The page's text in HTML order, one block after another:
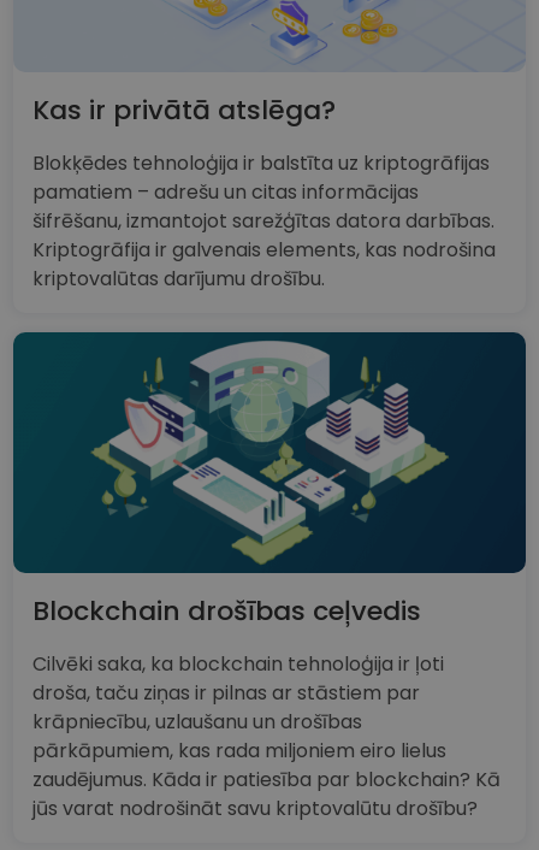
Kas ir privātā atslēga?
Blokķēdes tehnoloģija ir balstīta uz kriptogrāfijas
pamatiem – adrešu un citas informācijas
šifrēšanu, izmantojot sarežģītas datora darbības.
Kriptogrāfija ir galvenais elements, kas nodrošina
kriptovalūtas darījumu drošību.
Blockchain drošības ceļvedis
Cilvēki saka, ka blockchain tehnoloģija ir ļoti
droša, taču ziņas ir pilnas ar stāstiem par
krāpniecību, uzlaušanu un drošības
pārkāpumiem, kas rada miljoniem eiro lielus
zaudējumus. Kāda ir patiesība par blockchain? Kā
jūs varat nodrošināt savu kriptovalūtu drošību?